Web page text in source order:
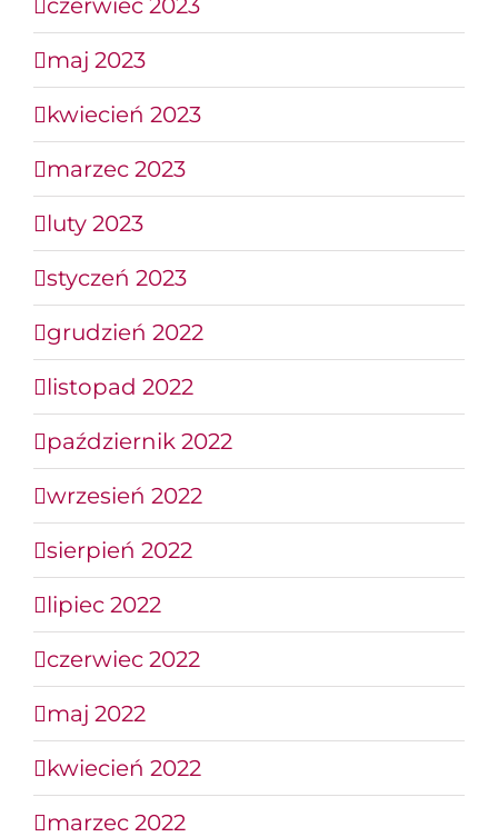
czerwiec 2023
maj 2023
kwiecień 2023
marzec 2023
luty 2023
styczeń 2023
grudzień 2022
listopad 2022
październik 2022
wrzesień 2022
sierpień 2022
lipiec 2022
czerwiec 2022
maj 2022
kwiecień 2022
marzec 2022